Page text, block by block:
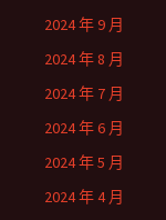
2024 年 9 月
2024 年 8 月
2024 年 7 月
2024 年 6 月
2024 年 5 月
2024 年 4 月